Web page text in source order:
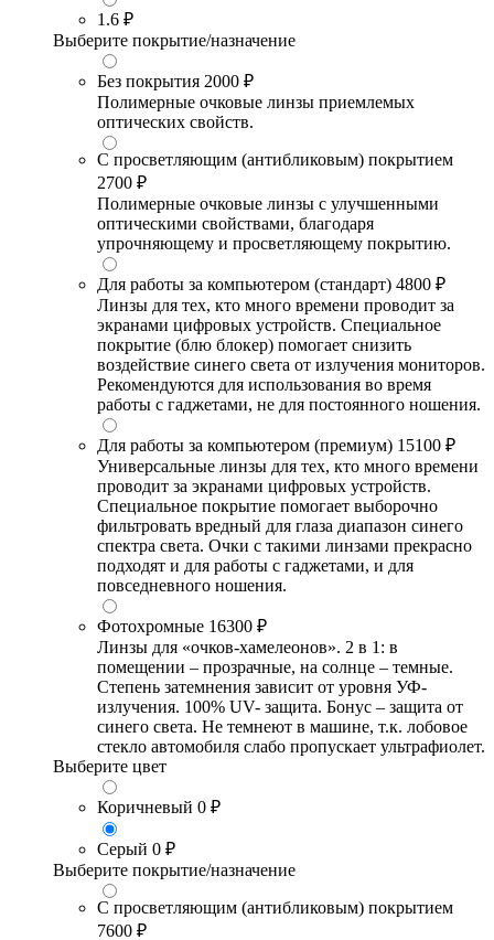
1.6 ₽
Выберите покрытие/назначение
Без покрытия 2000 ₽
Полимерные очковые линзы приемлемых
оптических свойств.
С просветляющим (антибликовым) покрытием
2700 ₽
Полимерные очковые линзы с улучшенными
оптическими свойствами, благодаря
упрочняющему и просветляющему покрытию.
Для работы за компьютером (стандарт) 4800 ₽
Линзы для тех, кто много времени проводит за
экранами цифровых устройств. Специальное
покрытие (блю блокер) помогает снизить
воздействие синего света от излучения мониторов.
Рекомендуются для использования во время
работы с гаджетами, не для постоянного ношения.
Для работы за компьютером (премиум) 15100 ₽
Универсальные линзы для тех, кто много времени
проводит за экранами цифровых устройств.
Специальное покрытие помогает выборочно
фильтровать вредный для глаза диапазон синего
спектра света. Очки с такими линзами прекрасно
подходят и для работы с гаджетами, и для
повседневного ношения.
Фотохромные 16300 ₽
Линзы для «очков-хамелеонов». 2 в 1: в
помещении – прозрачные, на солнце – темные.
Степень затемнения зависит от уровня УФ-
излучения. 100% UV- защита. Бонус – защита от
синего света. Не темнеют в машине, т.к. лобовое
стекло автомобиля слабо пропускает ультрафиолет.
Выберите цвет
Коричневый 0 ₽
Серый 0 ₽
Выберите покрытие/назначение
С просветляющим (антибликовым) покрытием
7600 ₽